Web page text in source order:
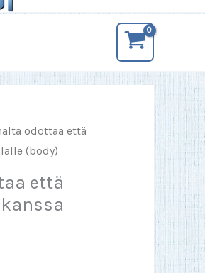
odottaa että
(body)
että